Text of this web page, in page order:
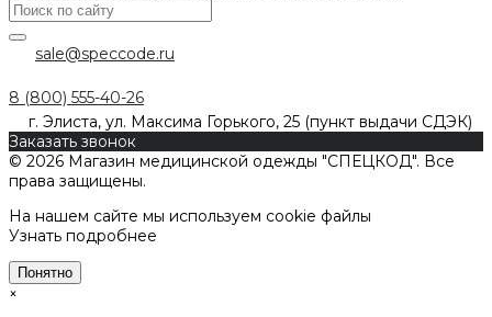
sale@speccode.ru
8 (800) 555-40-26
г. Элиста, ул. Максима Горького, 25 (пункт выдачи СДЭК)
Заказать звонок
© 2026 Магазин медицинской одежды "СПЕЦКОД". Все
права защищены.
На нашем сайте мы используем cookie файлы
Узнать подробнее
Понятно
×